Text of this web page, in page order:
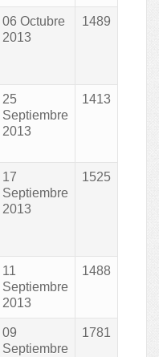
06 Octubre
2013
1489
25
Septiembre
2013
1413
17
Septiembre
2013
1525
11
Septiembre
2013
1488
09
Septiembre
1781